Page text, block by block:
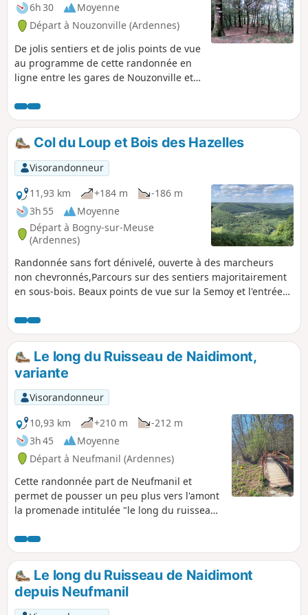
6h 30
Moyenne
Départ à Nouzonville (Ardennes)
De jolis sentiers et de jolis points de vue
au programme de cette randonnée en
ligne entre les gares de Nouzonville et
Col du Loup et Bois des Hazelles
Visorandonneur
11,93 km
+184 m
-186 m
3h 55
Moyenne
Départ à Bogny-sur-Meuse
(Ardennes)
Randonnée sans fort dénivelé, ouverte à des marcheurs
non chevronnés,Parcours sur des sentiers majoritairement
en sous-bois. Beaux points de vue sur la Semoy et l'entrée
départ des parapentes. Note modérateur il semble qu'une
propriété privée peu après (12) rende nécessaire un retour
par la D13, voir les avis
Le long du Ruisseau de Naidimont,
variante
Visorandonneur
10,93 km
+210 m
-212 m
3h 45
Moyenne
Départ à Neufmanil (Ardennes)
Cette randonnée part de Neufmanil et
permet de pousser un peu plus vers l'amont
la promenade intitulée "le long du ruisseau
mais une fois que l'on a rejoint le ruisseau
après une descente, raide également, la
pente s'atténue.
Le long du Ruisseau de Naidimont
depuis Neufmanil